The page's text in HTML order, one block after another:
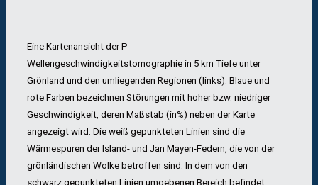
Eine Kartenansicht der P-
Wellengeschwindigkeitstomographie in 5 km Tiefe unter
Grönland und den umliegenden Regionen (links). Blaue und
rote Farben bezeichnen Störungen mit hoher bzw. niedriger
Geschwindigkeit, deren Maßstab (in%) neben der Karte
angezeigt wird. Die weiß gepunkteten Linien sind die
Wärmespuren der Island- und Jan Mayen-Federn, die von der
grönländischen Wolke betroffen sind. In dem von den
schwarz gepunkteten Linien umgebenen Bereich befindet